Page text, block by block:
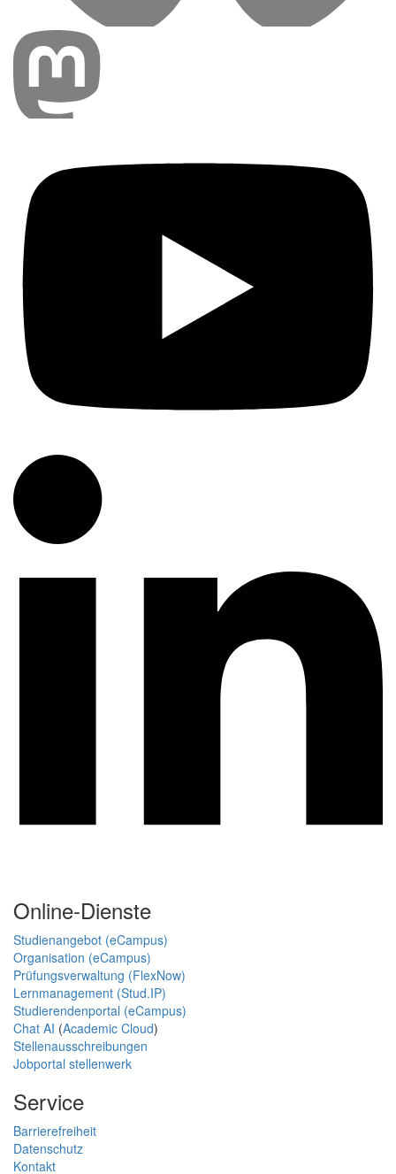
Online-Dienste
Studienangebot (eCampus)
Organisation (eCampus)
Prüfungsverwaltung (FlexNow)
Lernmanagement (Stud.IP)
Studierendenportal (eCampus)
Chat AI (Academic Cloud)
Stellenausschreibungen
Jobportal stellenwerk
Service
Barrierefreiheit
Datenschutz
Kontakt